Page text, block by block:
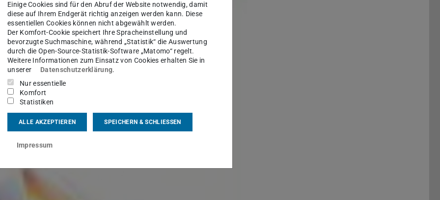
Einige Cookies sind für den Abruf der Website notwendig, damit
diese auf Ihrem Endgerät richtig anzeigen werden kann. Diese
essentiellen Cookies können nicht abgewählt werden.
Der Komfort-Cookie speichert Ihre Spracheinstellung und
bevorzugte Suchmaschine, während „Statistik“ die Auswertung
durch die Open-Source-Statistik-Software „Matomo“ regelt.
Weitere Informationen zum Einsatz von Cookies erhalten Sie in
unserer
Datenschutzerklärung.
Nur essentielle
Komfort
Statistiken
ALLE AKZEPTIEREN SPEICHERN & SCHLIESSEN
Impressum